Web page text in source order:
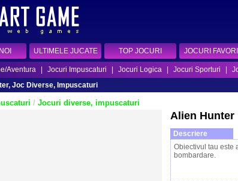
ULTIMELE JUCATE TOP JOCURI JOCURI
Aventura Jocuri Impuscaturi Jocuri Logica Jocuri Sporturi
Joc Diverse, Impuscaturi
/ Jocuri diverse, impuscaturi
Alien Hunter
Descriere
Obiectivul tau este
bombardare.